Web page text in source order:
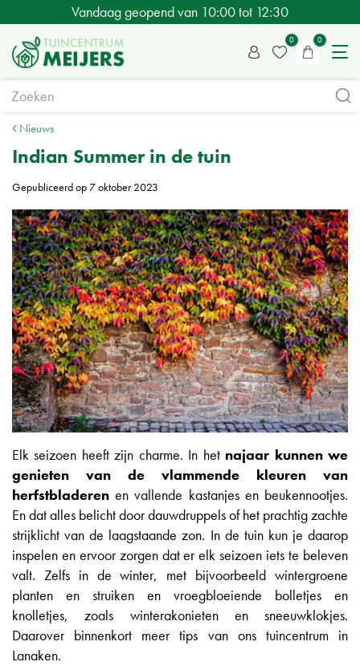
a
Nieuws
Vandaag geopend van 10:00tot 12:30
Indian Summer in de tuin
Gepubliceerd op 7 oktober 2023
Elk seizoen heeft zijn charme. In het najaar kunnen we
genieten van de vlammende kleuren van
herfstbladeren en vallende kastanjes en beukennootjes.
En dat alles belicht door dauwdruppels of het prachtig zachte
strijklicht van de laagstaande zon. In de tuin kun je daarop
inspelen en ervoor zorgen dat er elk seizoen iets te beleven
valt. Zelfs in de winter, met bijvoorbeeld wintergroene
planten en struiken en vroegbloeiende bolletjes en
knolletjes, zoals winterakonieten en sneeuwklokjes.
Daarover binnenkort meer tips van ons tuincentrum in
Lanaken.